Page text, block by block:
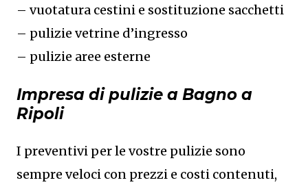
– vuotatura cestini e sostituzione sacchetti
– pulizie vetrine d’ingresso
– pulizie aree esterne
Impresa di pulizie a Bagno a
Ripoli
I preventivi per le vostre pulizie sono
sempre veloci con prezzi e costi contenuti,